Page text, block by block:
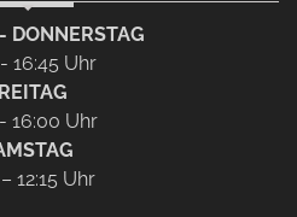
DONNERSTAG
16:45 Uhr
16:00 Uhr
12:15 Uhr